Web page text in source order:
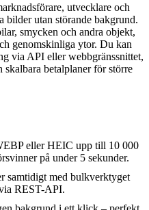
utvecklare och
bilder utan störande bakgrund.
smycken och andra objekt,
genomskinliga ytor. Du kan
via API eller webbgränssnittet,
skalbara betalplaner för större
eller HEIC upp till 10 000
på under 5 sekunder.
samtidigt med bulkverktyget
REST-API.